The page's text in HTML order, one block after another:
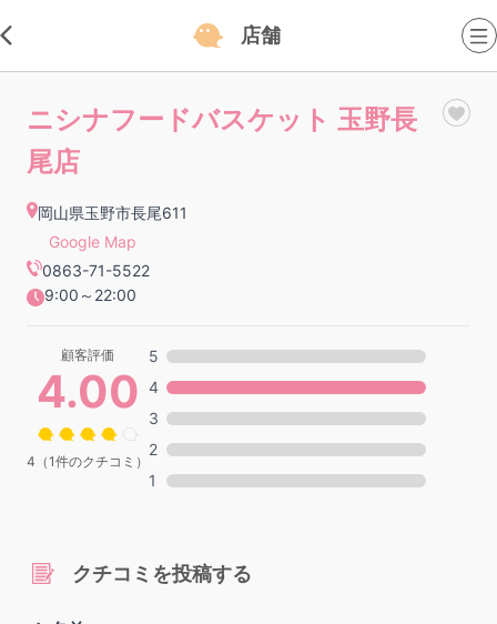
店舗
ニシナフードバスケット 玉野長
尾店
岡山県玉野市長尾611
Google Map
0863-71-5522
9:00～22:00
顧客評価
4.00
4（1件のクチコミ）
5
4
3
2
1
クチコミを投稿する